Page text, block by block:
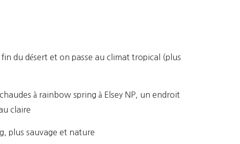
du désert et on passe au climat tropical (plus
à rainbow spring à Elsey NP, un endroit
claire
plus sauvage et nature